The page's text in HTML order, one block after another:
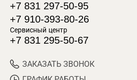
+7 831 297-50-95
+7 910-393-80-26
Сервисный центр
+7 831 295-50-67
ЗАКАЗАТЬ ЗВОНОК